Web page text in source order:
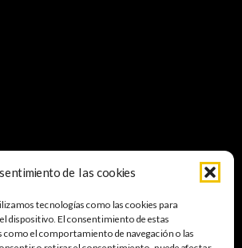
de las cookies
tecnologías como las cookies para
dispositivo. El consentimiento de estas
el comportamiento de navegación o las